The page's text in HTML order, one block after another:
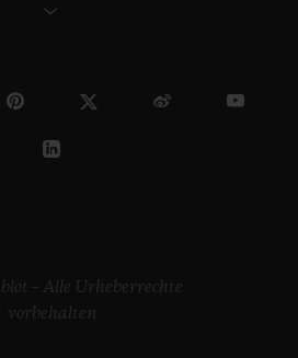
– Alle Urheberrechte
vorbehalten